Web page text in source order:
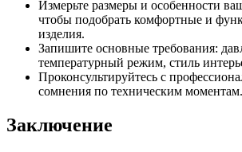
Измерьте размеры и особенности
чтобы подобрать комфортные и
изделия.
Запишите основные требования:
температурный режим, стиль
Проконсультируйтесь с
сомнения по техническим моментам.
Заключение